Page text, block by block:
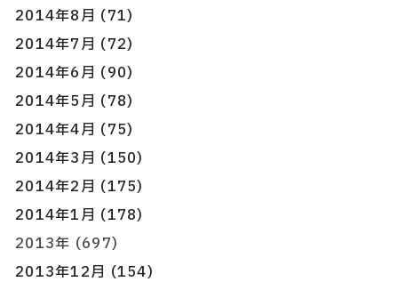
2014年8月 (71)
2014年7月 (72)
2014年6月 (90)
2014年5月 (78)
2014年4月 (75)
2014年3月 (150)
2014年2月 (175)
2014年1月 (178)
2013年 (697)
2013年12月 (154)